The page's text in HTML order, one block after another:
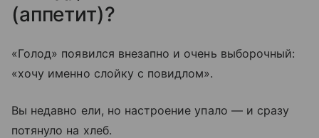
(аппетит)?
«Голод» появился внезапно и очень выборочный:
«хочу именно слойку с повидлом».
Вы недавно ели, но настроение упало — и сразу
потянуло на хлеб.